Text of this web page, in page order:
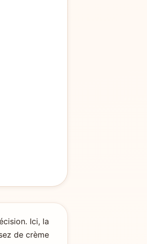
Ici, la
de crème